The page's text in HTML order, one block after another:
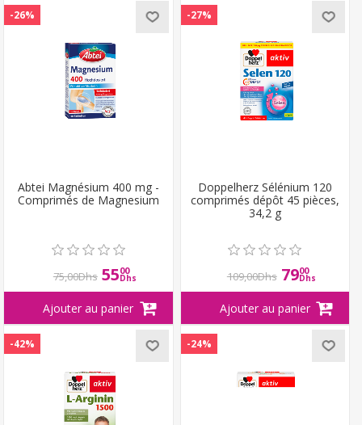
-26%
Abtei Magnésium 400 mg -
Comprimés de Magnesium
75,00Dhs 5500
Dhs
-27%
Doppelherz Sélénium 120
comprimés dépôt 45 pièces,
34,2 g
109,00Dhs 7900
Dhs
-42% -24%